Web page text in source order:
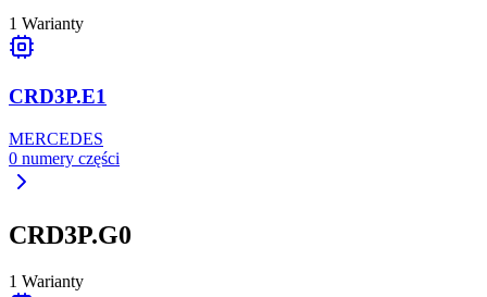
1 Warianty
CRD3P.E1
MERCEDES
0 numery części
CRD3P.G0
1 Warianty